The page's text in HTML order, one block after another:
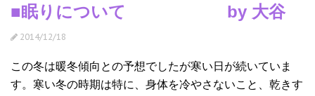
■眠りについて by 大谷
2014/12/18
この冬は暖冬傾向との予想でしたが寒い日が続いていま
す。寒い冬の時期は特に、 身体を冷やさないこと、 乾きす